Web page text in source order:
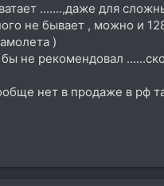
.......,даже для
не бывает , можно и
)
не рекомендовал
нет в продаже в рф